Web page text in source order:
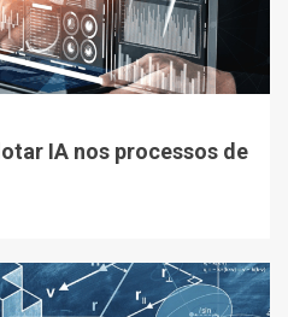
IA nos processos de